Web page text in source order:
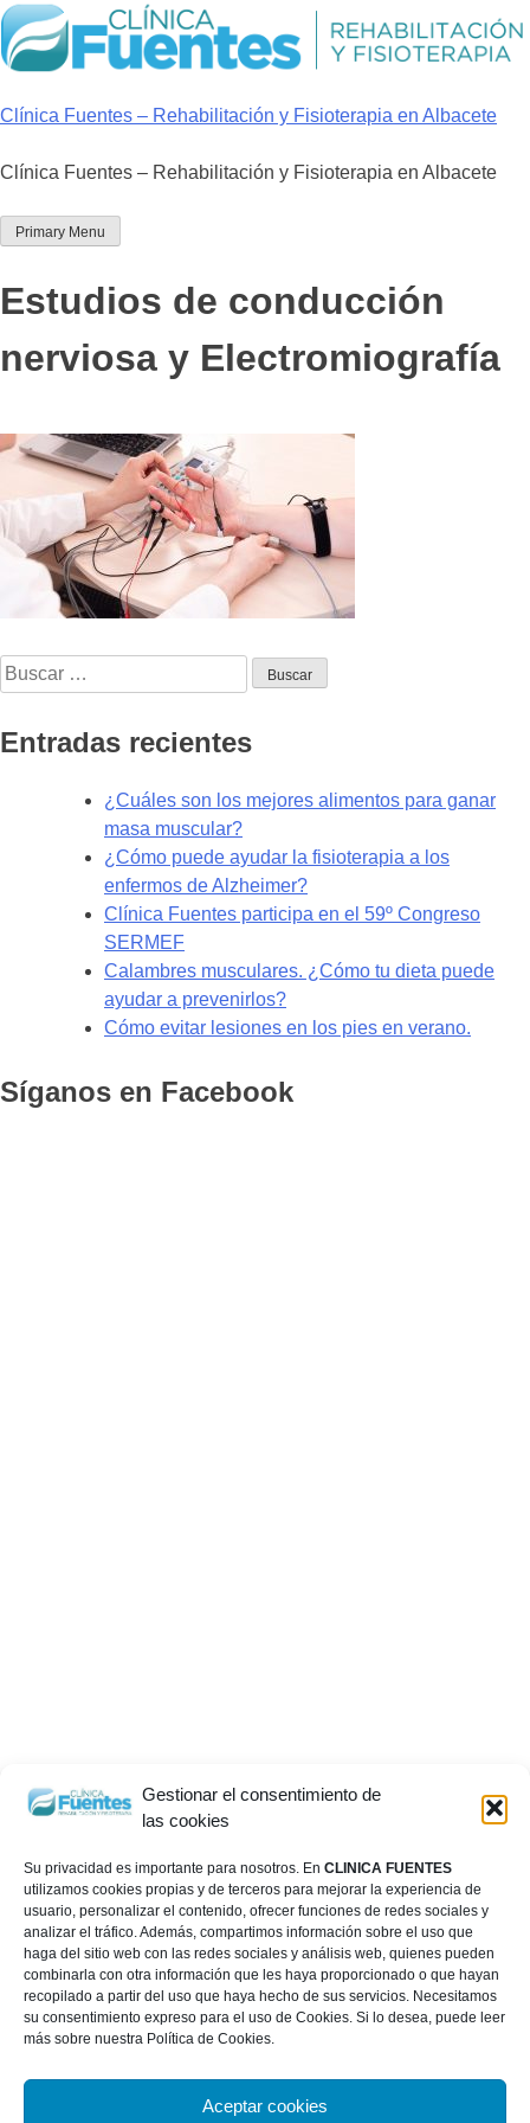
Gestionar el consentimiento de
las cookies
Su privacidad es importante para nosotros. En CLINICA FUENTES
utilizamos cookies propias y de terceros para mejorar la experiencia de
usuario, personalizar el contenido, ofrecer funciones de redes sociales y
analizar el tráfico. Además, compartimos información sobre el uso que
haga del sitio web con las redes sociales y análisis web, quienes pueden
combinarla con otra información que les haya proporcionado o que hayan
recopilado a partir del uso que haya hecho de sus servicios. Necesitamos
su consentimiento expreso para el uso de Cookies. Si lo desea, puede leer
más sobre nuestra Política de Cookies.
Aceptar cookies
Skip
to
content
Clínica Fuentes – Rehabilitación y Fisioterapia en Albacete
Clínica Fuentes – Rehabilitación y Fisioterapia en Albacete
Primary Menu
Estudios de conducción
nerviosa y Electromiografía
Buscar:
Entradas recientes
¿Cuáles son los mejores alimentos para ganar
masa muscular?
¿Cómo puede ayudar la fisioterapia a los
enfermos de Alzheimer?
Clínica Fuentes participa en el 59º Congreso
SERMEF
Calambres musculares. ¿Cómo tu dieta puede
ayudar a prevenirlos?
Cómo evitar lesiones en los pies en verano.
Síganos en Facebook